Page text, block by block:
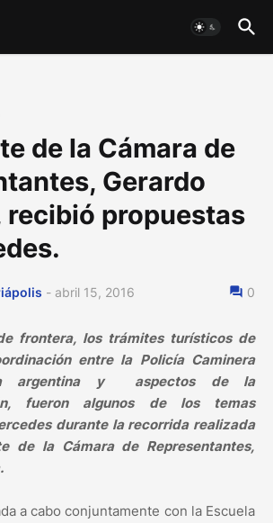
de la Cámara de
Gerardo
recibió propuestas
- abril 15, 2016 0
frontera, los trámites turísticos de
entre la Policía Caminera
argentina y aspectos de la
fueron algunos de los temas
durante la recorrida realizada
de la Cámara de Representantes,
a cabo conjuntamente con la Escuela